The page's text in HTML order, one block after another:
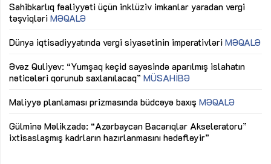
Sahibkarlıq fəaliyyəti üçün inklüziv imkanlar yaradan vergi
təşviqləri MƏQALƏ
Dünya iqtisadiyyatında vergi siyasətinin imperativləri MƏQALƏ
Əvəz Quliyev: “Yumşaq keçid sayəsində aparılmış islahatın
nəticələri qorunub saxlanılacaq” MÜSAHİBƏ
Maliyyə planlaması prizmasında büdcəyə baxış MƏQALƏ
Gülminə Məlikzadə: “Azərbaycan Bacarıqlar Akseleratoru”
ixtisaslaşmış kadrların hazırlanmasını hədəfləyir”